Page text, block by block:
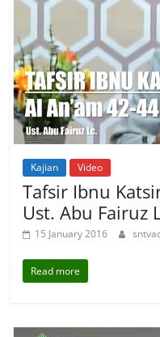
Kajian Video
Tafsir Ibnu
Ust. Abu Fairuz
15 January 2016
Read more